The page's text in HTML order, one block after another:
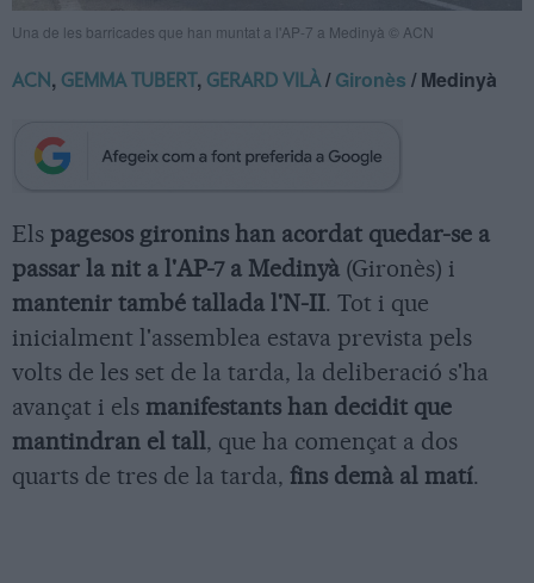
Una de les barricades que han muntat a l'AP-7 a Medinyà © ACN
ACN, GEMMA TUBERT , GERARD VILÀ/Gironès / Medinyà
Els pagesos gironins han acordat quedar-se a
passar la nit a l'AP-7 a Medinyà (Gironès) i
mantenir també tallada l'N-II. Tot i que
inicialment l'assemblea estava prevista pels
volts de les set de la tarda, la deliberació s'ha
avançat i els manifestants han decidit que
mantindran el tall, que ha començat a dos
quarts de tres de la tarda, fins demà al matí.